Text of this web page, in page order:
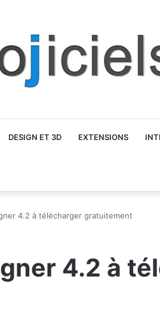
DESIGN ET 3D EXTENSIONS
4.2 à télécharger gratuitement
4.2 à